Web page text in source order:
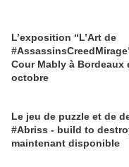
L’exposition “L’Art de
Cour Mably à Bordeaux
octobre
Le jeu de puzzle et de
#Abriss - build to
maintenant disponible